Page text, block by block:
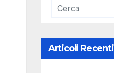
Articoli Recenti